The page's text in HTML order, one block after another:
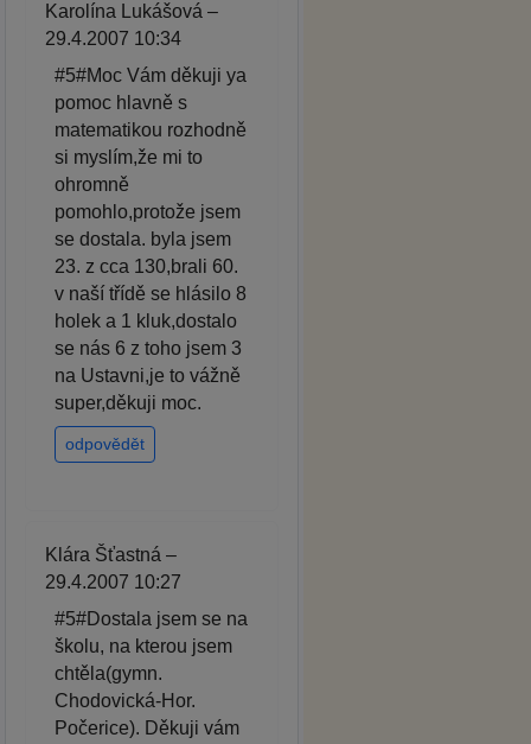
Karolína Lukášová –
29.4.2007 10:34
#5#Moc Vám děkuji ya
pomoc hlavně s
matematikou rozhodně
si myslím,že mi to
ohromně
pomohlo,protože jsem
se dostala. byla jsem
23. z cca 130,brali 60.
v naší třídě se hlásilo 8
holek a 1 kluk,dostalo
se nás 6 z toho jsem 3
na Ustavni,je to vážně
super,děkuji moc.
odpovědět
Klára Šťastná –
29.4.2007 10:27
#5#Dostala jsem se na
školu, na kterou jsem
chtěla(gymn.
Chodovická-Hor.
Počerice). Děkuji vám